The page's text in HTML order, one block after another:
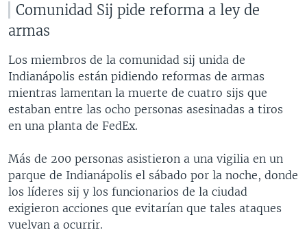
Comunidad Sij pide reforma a ley de
armas
Los miembros de la comunidad sij unida de
Indianápolis están pidiendo reformas de armas
mientras lamentan la muerte de cuatro sijs que
estaban entre las ocho personas asesinadas a tiros
en una planta de FedEx.
Más de 200 personas asistieron a una vigilia en un
parque de Indianápolis el sábado por la noche, donde
los líderes sij y los funcionarios de la ciudad
exigieron acciones que evitarían que tales ataques
vuelvan a ocurrir.